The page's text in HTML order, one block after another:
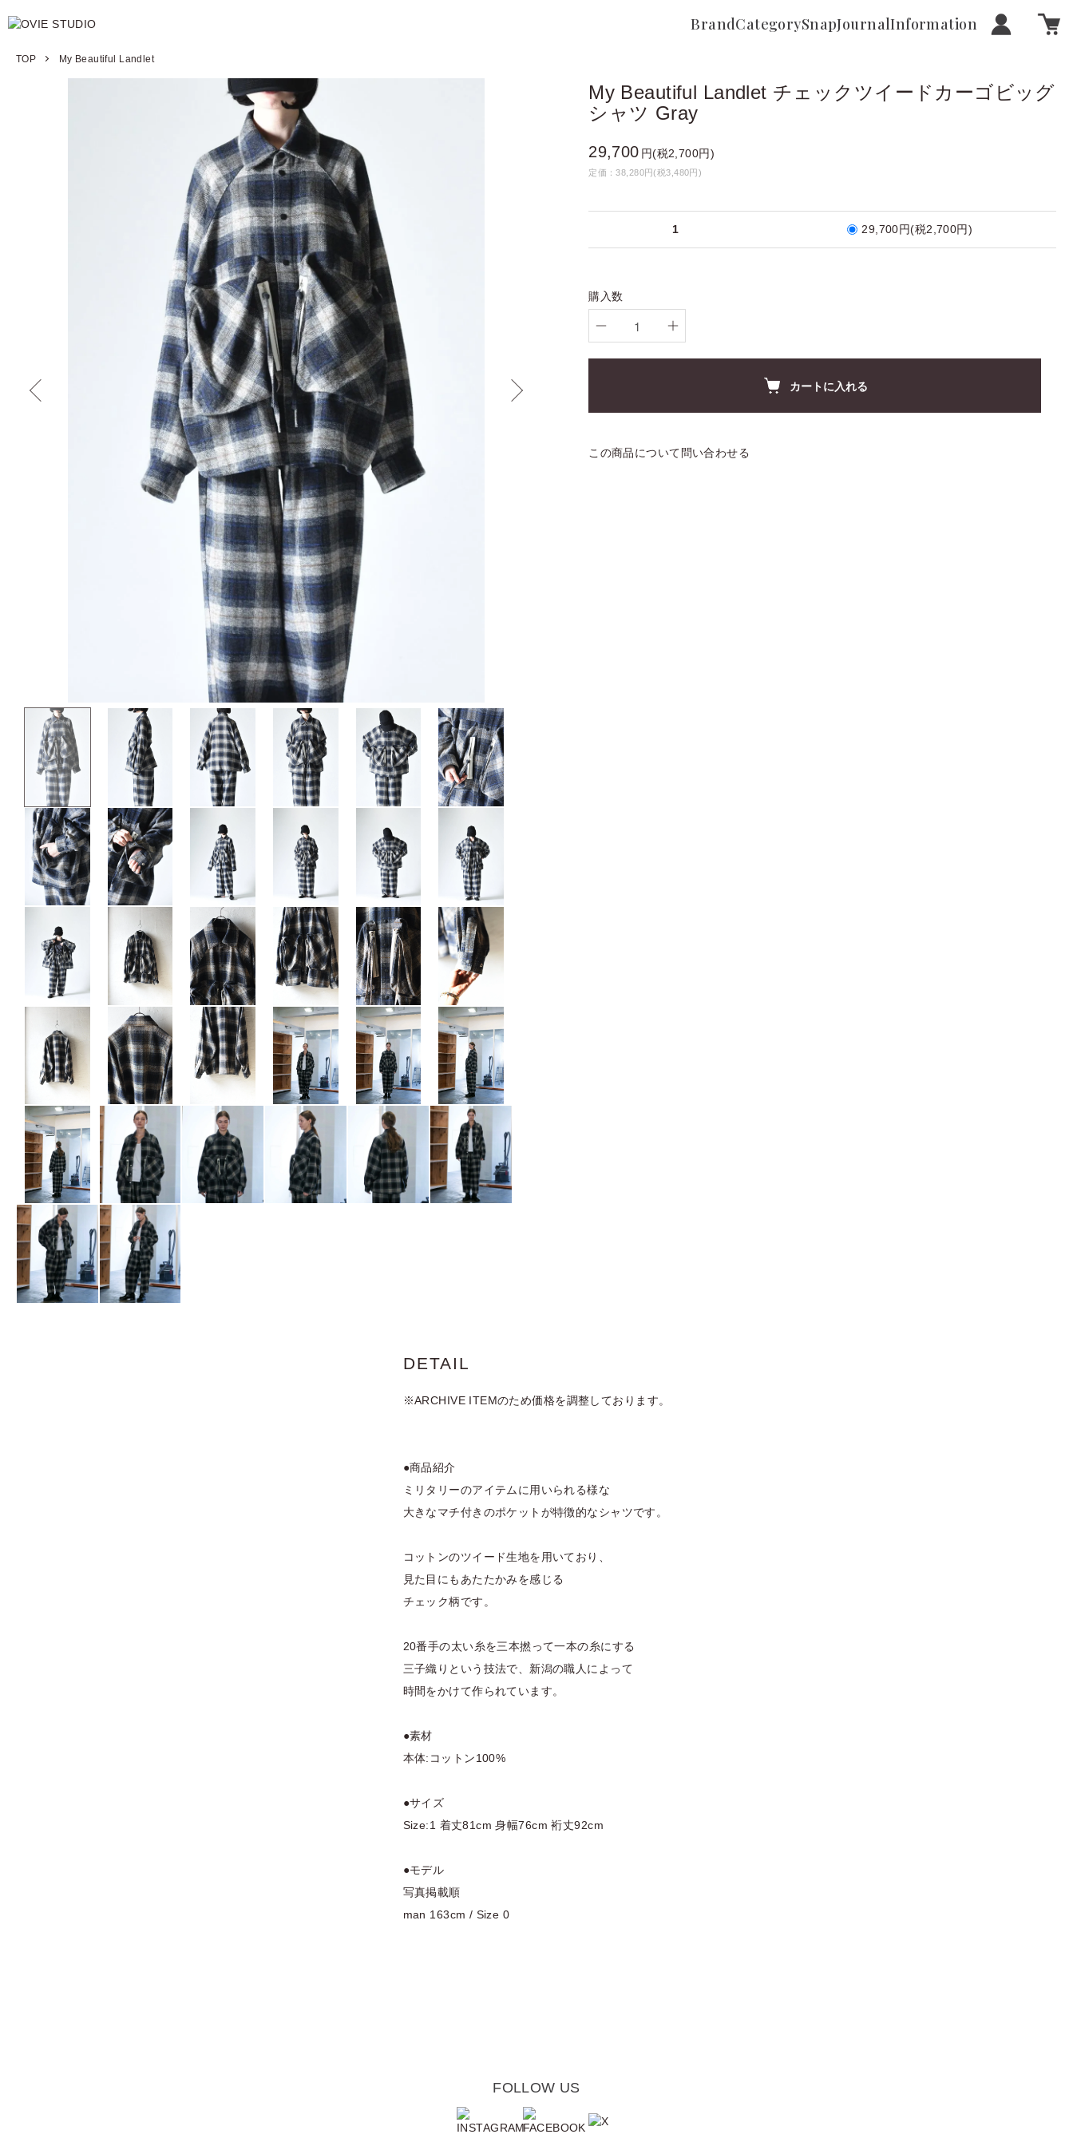
BrandCategorySnapJournalInformation
TOP My Beautiful Landlet
My Beautiful Landlet チェックツイードカーゴビッグ
シャツ Gray
29,700 円(税2,700円)
定価：38,280円(税3,480円)
1 29,700円(税2,700円)
購入数
カートに入れる
この商品について問い合わせる
DETAIL
※ARCHIVE ITEMのため価格を調整しております。
●商品紹介
ミリタリーのアイテムに用いられる様な
大きなマチ付きのポケットが特徴的なシャツです。
コットンのツイード生地を用いており、
見た目にもあたたかみを感じる
チェック柄です。
20番手の太い糸を三本撚って一本の糸にする
三子織りという技法で、新潟の職人によって
時間をかけて作られています。
●素材
本体:コットン100%
●サイズ
Size:1 着丈81cm 身幅76cm 裄丈92cm
●モデル
写真掲載順
man 163cm / Size 0
FOLLOW US